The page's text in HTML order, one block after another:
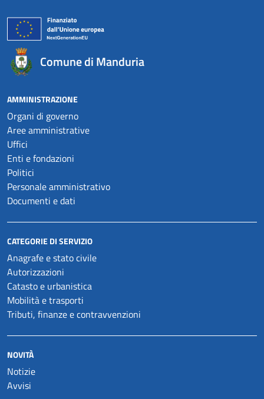
Comune di Manduria
AMMINISTRAZIONE
Organi di governo
Aree amministrative
Uffici
Enti e fondazioni
Politici
Personale amministrativo
Documenti e dati
CATEGORIE DI SERVIZIO
Anagrafe e stato civile
Autorizzazioni
Catasto e urbanistica
Mobilità e trasporti
Tributi, finanze e contravvenzioni
NOVITÀ
Notizie
Avvisi